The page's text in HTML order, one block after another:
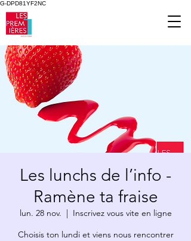
G-DPD81YF2NC
Les lunchs de l’info -
Ramène ta fraise
lun. 28 nov.
  |
Inscrivez vous vite en ligne
Choisis ton lundi et viens nous rencontrer